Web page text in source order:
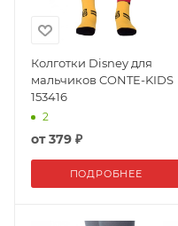
Колготки Disney для
мальчиков CONTE-KIDS
153416
2
от379 ₽
ПОДРОБНЕЕ